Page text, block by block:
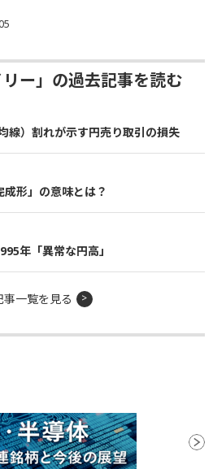
リー」の過去記事を読む
線）割れが示す円売り取引の損失
成形」の意味とは？
年「異常な円高」
事一覧を見る